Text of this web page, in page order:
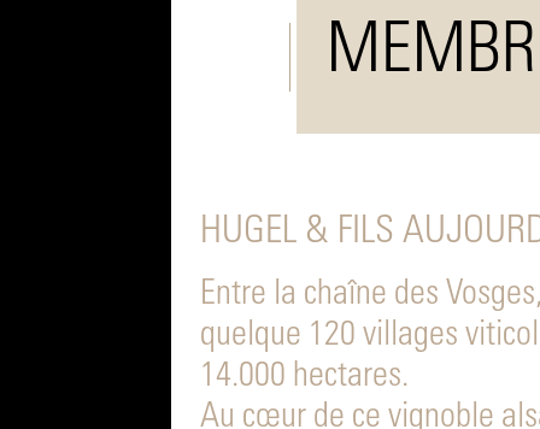
HUGEL & FILS
Entre la chaîne des
quelque 120 villages
14.000 hectares.
Au cœur de ce vignoble